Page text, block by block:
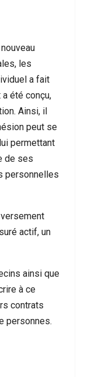
les
a fait
été conçu,
Ainsi, il
peut se
permettant
de ses
personnelles
actif, un
ainsi que
à ce
contrats
personnes.
Ceuta Face À